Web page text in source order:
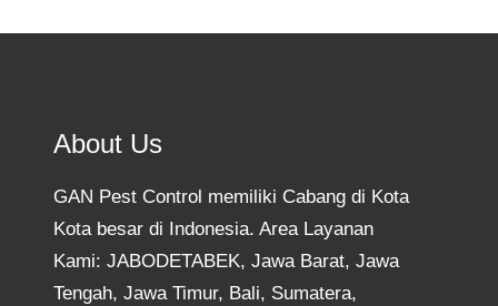
About Us
GAN Pest Control memiliki Cabang di Kota
Kota besar di Indonesia. Area Layanan
Kami: JABODETABEK, Jawa Barat, Jawa
Tengah, Jawa Timur, Bali, Sumatera,